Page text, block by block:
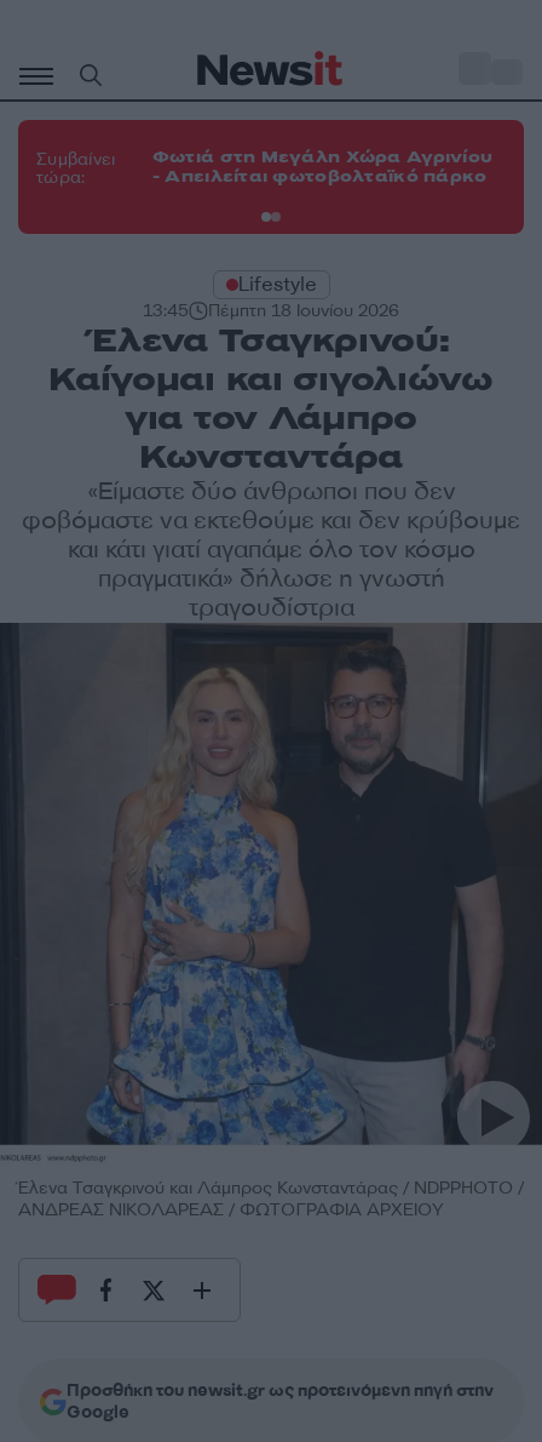
περιεχόμενο
Συμβαίνει
τώρα:
Φωτιά στη Μεγάλη Χώρα Αγρινίου
- Απειλείται φωτοβολταϊκό πάρκο
Lifestyle
13:45 Πέμπτη 18 Ιουνίου 2026
Έλενα Τσαγκρινού:
Καίγομαι και σιγολιώνω
για τον Λάμπρο
Κωνσταντάρα
«Είμαστε δύο άνθρωποι που δεν
φοβόμαστε να εκτεθούμε και δεν κρύβουμε
και κάτι γιατί αγαπάμε όλο τον κόσμο
πραγματικά» δήλωσε η γνωστή
τραγουδίστρια
Έλενα Τσαγκρινού και Λάμπρος Κωνσταντάρας / NDPPHOTO /
ΑΝΔΡΕΑΣ ΝΙΚΟΛΑΡΕΑΣ / ΦΩΤΟΓΡΑΦΙΑ ΑΡΧΕΙΟΥ
Προσθήκη του newsit.gr ως προτεινόμενη πηγή στην
Google